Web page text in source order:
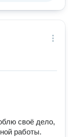
своё дело,
работы.